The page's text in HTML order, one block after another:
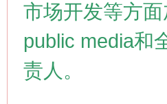
市场开发等方
public media和
责人。